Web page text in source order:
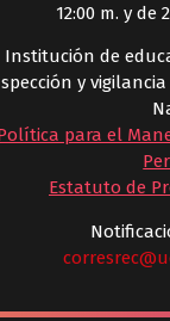
12:00 m. y de
Institución de
y
para el
Estatuto de